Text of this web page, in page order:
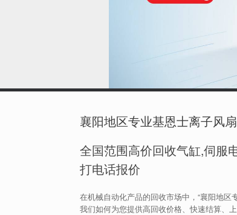
襄阳地区专业基恩士离子风
全国范围高价回收气缸,伺服
打电话报价
在机械自动化产品的回收市场中，“襄阳地
我们如何为您提供高回收价格、快速结算、上